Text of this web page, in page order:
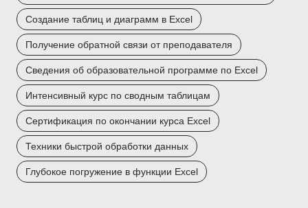
Создание таблиц и диаграмм в Excel
Получение обратной связи от преподавателя
Сведения об образовательной программе по Excel
Интенсивный курс по сводным таблицам
Сертификация по окончании курса Excel
Техники быстрой обработки данных
Глубокое погружение в функции Excel